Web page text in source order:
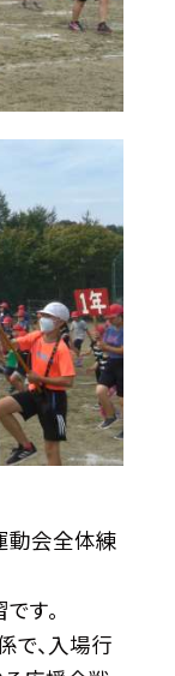
動会全体練
す。
で、入場行